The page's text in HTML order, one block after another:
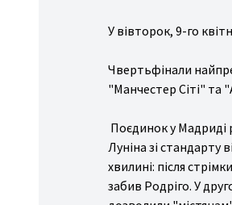
У вівторок, 9-го
Чвертьфінали
"Манчестер Сіті" та
Поєдинок у Мадриді
Луніна зі стандарту
хвилині: після
забив Родріго. У